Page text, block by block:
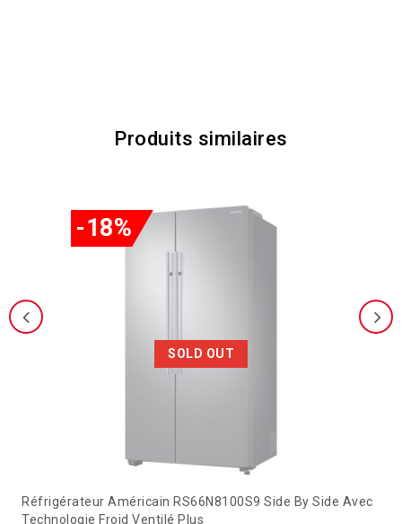
Produits similaires
SOLD OUT
-18%
Réfrigérateur Américain RS66N8100S9 Side By Side Avec
Technologie Froid Ventilé Plus